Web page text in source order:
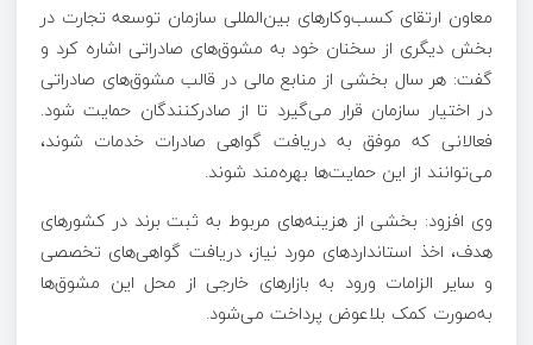
معاون ارتقای کسب‌وکارهای بین‌المللی سازمان توسعه تجارت در
بخش دیگری از سخنان خود به مشوق‌های صادراتی اشاره کرد و
گفت: هر سال بخشی از منابع مالی در قالب مشوق‌های صادراتی
در اختیار سازمان قرار می‌گیرد تا از صادرکنندگان حمایت شود.
فعالانی که موفق به دریافت گواهی صادرات خدمات شوند،
می‌توانند از این حمایت‌ها بهره‌مند شوند.
وی افزود: بخشی از هزینه‌های مربوط به ثبت برند در کشورهای
هدف، اخذ استانداردهای مورد نیاز، دریافت گواهی‌های تخصصی
و سایر الزامات ورود به بازارهای خارجی از محل این مشوق‌ها
به‌صورت کمک بلاعوض پرداخت می‌شود.